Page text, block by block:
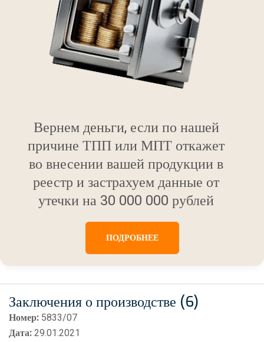
Вернем деньги, если по нашей
причине ТПП или МПТ откажет
во внесении вашей продукции в
реестр и застрахуем данные от
утечки на 30 000 000 рублей
ПОДРОБНЕЕ
Заключения о производстве (6)
Номер: 5833/07
Дата:29.01.2021